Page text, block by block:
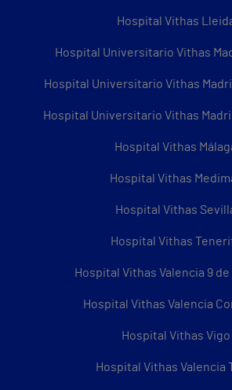
Hospital Vithas
Hospital Universitario Vithas
Hospital Universitario Vithas
Hospital Universitario Vithas
Hospital Vithas
Hospital Vithas
Hospital Vithas
Hospital Vithas
Hospital Vithas Valencia 9
Hospital Vithas Valencia
Hospital Vithas Vigo
Hospital Vithas Valencia